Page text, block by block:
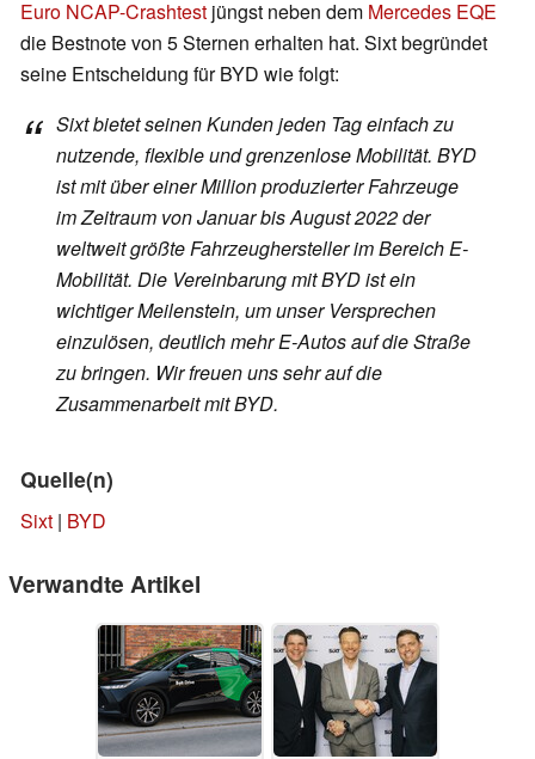
Euro NCAP-Crashtest jüngst neben dem Mercedes EQE
die Bestnote von 5 Sternen erhalten hat. Sixt begründet
seine Entscheidung für BYD wie folgt:
Sixt bietet seinen Kunden jeden Tag einfach zu
nutzende, flexible und grenzenlose Mobilität. BYD
ist mit über einer Million produzierter Fahrzeuge
im Zeitraum von Januar bis August 2022 der
weltweit größte Fahrzeughersteller im Bereich E-
Mobilität. Die Vereinbarung mit BYD ist ein
wichtiger Meilenstein, um unser Versprechen
einzulösen, deutlich mehr E-Autos auf die Straße
zu bringen. Wir freuen uns sehr auf die
Zusammenarbeit mit BYD.
Quelle(n)
Sixt | BYD
Verwandte Artikel